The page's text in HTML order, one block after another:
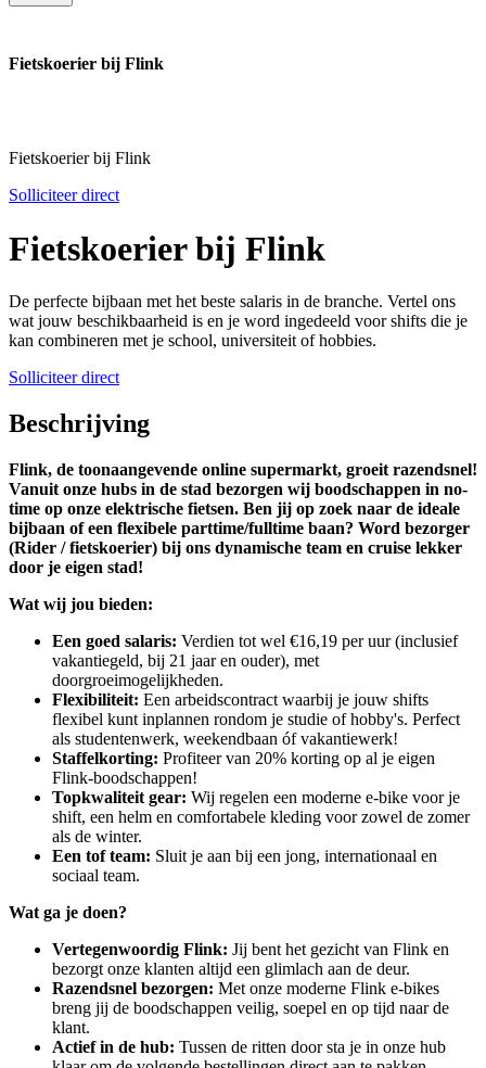
Fietskoerier bij Flink
Fietskoerier bij Flink
Solliciteer direct
Fietskoerier bij Flink
De perfecte bijbaan met het beste salaris in de branche. Vertel ons
wat jouw beschikbaarheid is en je word ingedeeld voor shifts die je
kan combineren met je school, universiteit of hobbies.
Solliciteer direct
Beschrijving
Flink, de toonaangevende online supermarkt, groeit razendsnel!
Vanuit onze hubs in de stad bezorgen wij boodschappen in no-
time op onze elektrische fietsen. Ben jij op zoek naar de ideale
bijbaan of een flexibele parttime/fulltime baan? Word bezorger
(Rider / fietskoerier) bij ons dynamische team en cruise lekker
door je eigen stad!
Wat wij jou bieden:
Een goed salaris: Verdien tot wel €16,19 per uur (inclusief
vakantiegeld, bij 21 jaar en ouder), met
doorgroeimogelijkheden.
Flexibiliteit: Een arbeidscontract waarbij je jouw shifts
flexibel kunt inplannen rondom je studie of hobby's. Perfect
als studentenwerk, weekendbaan óf vakantiewerk!
Staffelkorting: Profiteer van 20% korting op al je eigen
Flink-boodschappen!
Topkwaliteit gear: Wij regelen een moderne e-bike voor je
shift, een helm en comfortabele kleding voor zowel de zomer
als de winter.
Een tof team: Sluit je aan bij een jong, internationaal en
sociaal team.
Wat ga je doen?
Vertegenwoordig Flink: Jij bent het gezicht van Flink en
bezorgt onze klanten altijd een glimlach aan de deur.
Razendsnel bezorgen: Met onze moderne Flink e-bikes
breng jij de boodschappen veilig, soepel en op tijd naar de
klant.
Actief in de hub: Tussen de ritten door sta je in onze hub